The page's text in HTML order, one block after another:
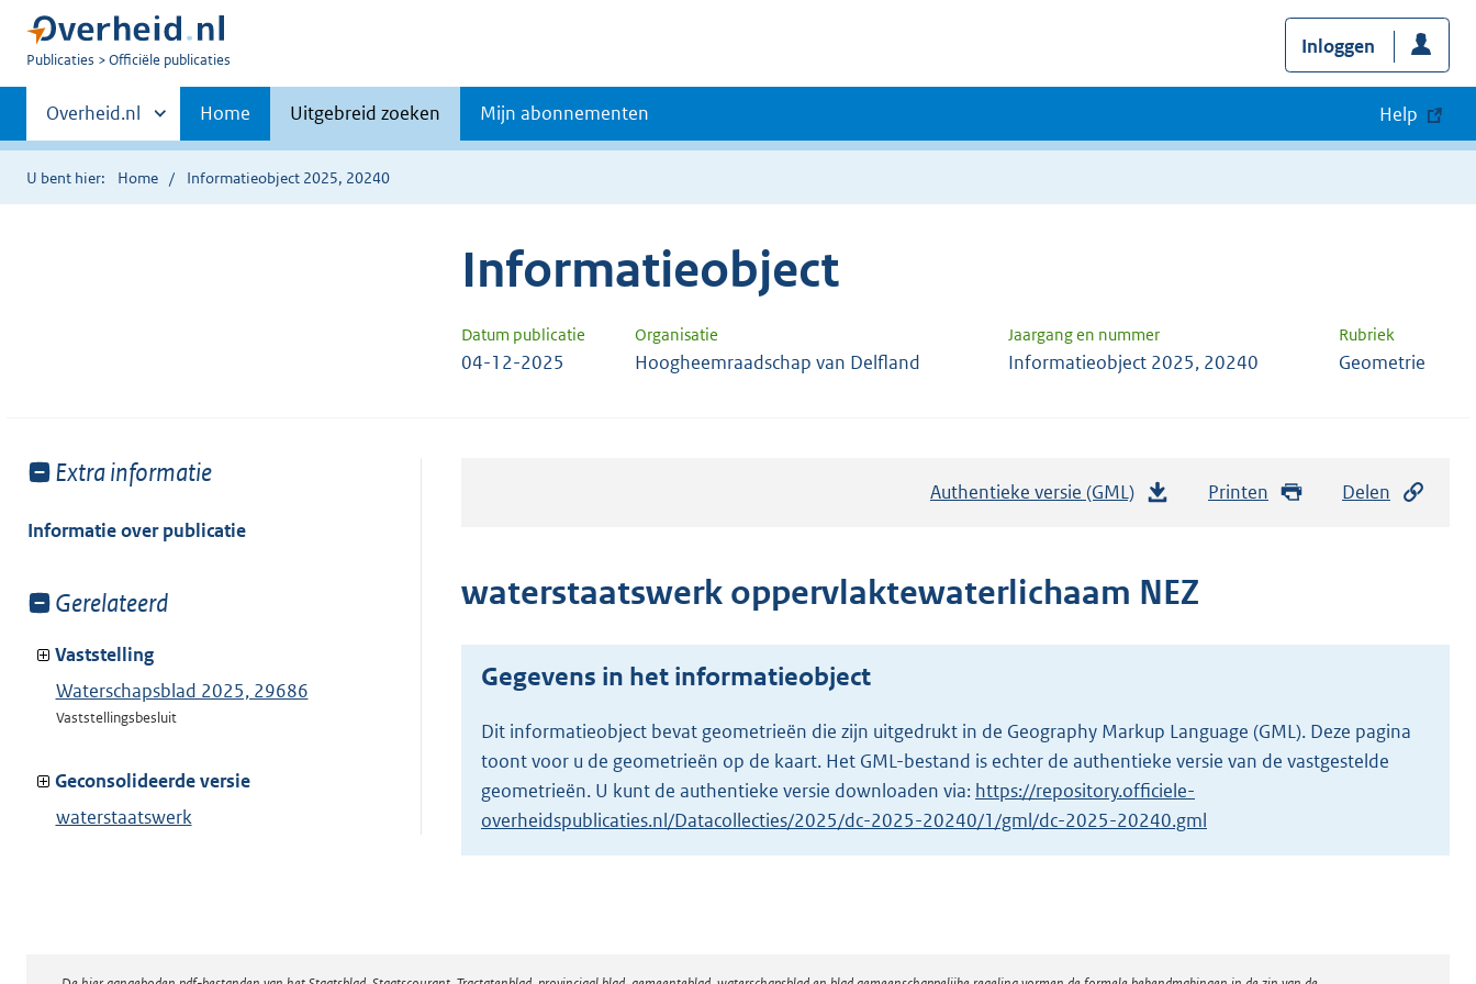
U
Publicaties Officiële publicaties
Inloggen
Primaire
navigatie
Andere
sites
binnen
Overheid.nl Home Uitgebreid zoeken Mijn abonnementen Help
U bent hier: Home Informatieobject 2025, 20240
Informatieobject
Datum publicatie Organisatie Jaargang en nummer Rubriek
04-12-2025 Hoogheemraadschap van Delfland Informatieobject 2025, 20240 Geometrie
Toon
van:
Extra informatie
Informatie over publicatie
Toon
van:
Gerelateerd
Vaststelling
Waterschapsblad 2025, 29686
Vaststellingsbesluit
Geconsolideerde versie
waterstaatswerk
Authentieke versie (GML)
a
n
g
r
o
o
Printen Delen
waterstaatswerk oppervlaktewaterlichaam NEZ
Gegevens in het informatieobject
Dit informatieobject bevat geometrieën die zijn uitgedrukt in de Geography Markup Language (GML). Deze pagina
toont voor u de geometrieën op de kaart. Het GML-bestand is echter de authentieke versie van de vastgestelde
geometrieën. U kunt de authentieke versie downloaden via: https://repository.officiele-
overheidspublicaties.nl/Datacollecties/2025/dc-2025-20240/1/gml/dc-2025-20240.gml